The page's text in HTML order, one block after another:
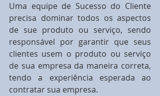
Uma equipe de Sucesso do Cliente
precisa dominar todos os aspectos
de sue produto ou serviço, sendo
responsável por garantir que seus
clientes usem o produto ou serviço
de sua empresa da maneira correta,
tendo a experiência esperada ao
contratar sua empresa.